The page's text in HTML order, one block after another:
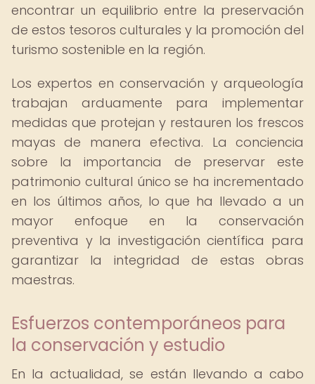
encontrar un equilibrio entre la preservación
de estos tesoros culturales y la promoción del
turismo sostenible en la región.
Los expertos en conservación y arqueología
trabajan arduamente para implementar
medidas que protejan y restauren los frescos
mayas de manera efectiva. La conciencia
sobre la importancia de preservar este
patrimonio cultural único se ha incrementado
en los últimos años, lo que ha llevado a un
mayor enfoque en la conservación
preventiva y la investigación científica para
garantizar la integridad de estas obras
maestras.
Esfuerzos contemporáneos para
la conservación y estudio
En la actualidad, se están llevando a cabo